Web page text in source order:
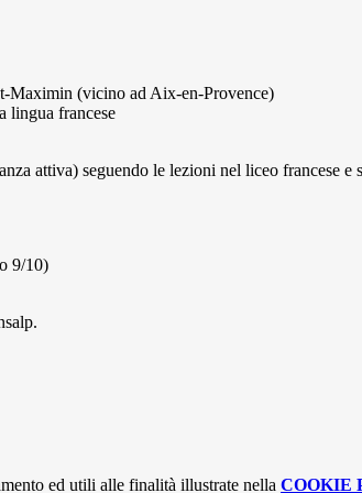
Maximin (vicino ad Aix-en-Provence)
lingua francese
attiva) seguendo le lezioni nel liceo francese
9/10)
ed utili alle finalità illustrate nella COOKIE